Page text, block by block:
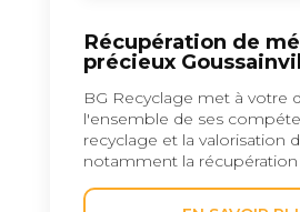
Récupération de
précieux
BG Recyclage met à votre
l'ensemble de ses
recyclage et la valorisation
notamment la récupération